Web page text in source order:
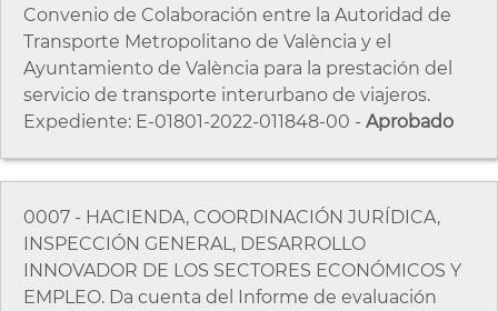
Convenio de Colaboración entre la Autoridad de
Transporte Metropolitano de València y el
Ayuntamiento de València para la prestación del
servicio de transporte interurbano de viajeros.
Expediente: E-01801-2022-011848-00 - Aprobado
0007 - HACIENDA, COORDINACIÓN JURÍDICA,
INSPECCIÓN GENERAL, DESARROLLO
INNOVADOR DE LOS SECTORES ECONÓMICOS Y
EMPLEO. Da cuenta del Informe de evaluación